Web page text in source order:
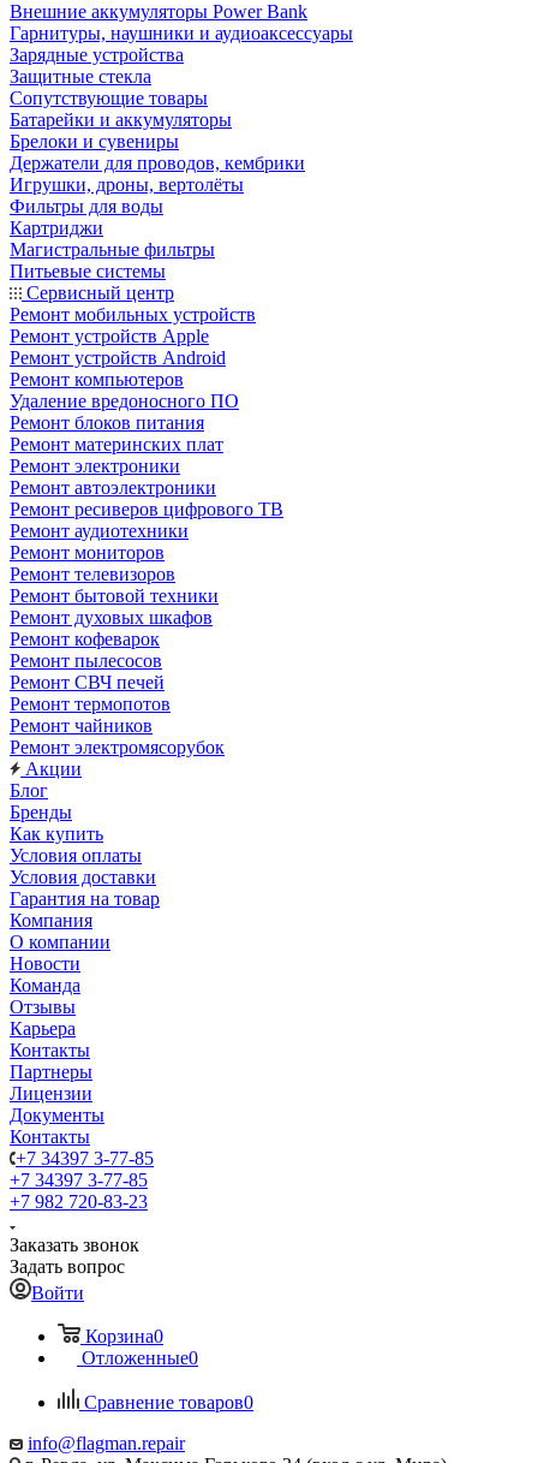
Внешние аккумуляторы Power Bank
Гарнитуры, наушники и аудиоаксессуары
Зарядные устройства
Защитные стекла
Сопутствующие товары
Батарейки и аккумуляторы
Брелоки и сувениры
Держатели для проводов, кембрики
Игрушки, дроны, вертолёты
Фильтры для воды
Картриджи
Магистральные фильтры
Питьевые системы
Сервисный центр
Ремонт мобильных устройств
Ремонт устройств Apple
Ремонт устройств Android
Ремонт компьютеров
Удаление вредоносного ПО
Ремонт блоков питания
Ремонт материнских плат
Ремонт электроники
Ремонт автоэлектроники
Ремонт ресиверов цифрового ТВ
Ремонт аудиотехники
Ремонт мониторов
Ремонт телевизоров
Ремонт бытовой техники
Ремонт духовых шкафов
Ремонт кофеварок
Ремонт пылесосов
Ремонт СВЧ печей
Ремонт термопотов
Ремонт чайников
Ремонт электромясорубок
Акции
Блог
Бренды
Как купить
Условия оплаты
Условия доставки
Гарантия на товар
Компания
О компании
Новости
Команда
Отзывы
Карьера
Контакты
Партнеры
Лицензии
Документы
Контакты
+7 34397 3-77-85
+7 34397 3-77-85
+7 982 720-83-23
Заказать звонок
Задать вопрос
Войти
Корзина0
Отложенные0
Сравнение товаров0
info@flagman.repair